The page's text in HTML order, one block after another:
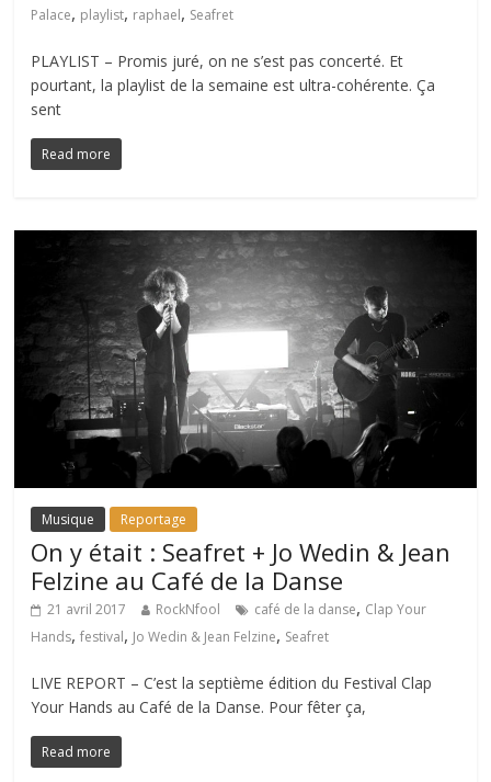
Palace, playlist, raphael, Seafret
PLAYLIST – Promis juré, on ne s’est pas concerté. Et
pourtant, la playlist de la semaine est ultra-cohérente. Ça
sent
Read more
Musique Reportage
On y était : Seafret + Jo Wedin & Jean
Felzine au Café de la Danse
21 avril 2017 RockNfool café de la danse, Clap Your
Hands,festival, Jo Wedin & Jean Felzine, Seafret
LIVE REPORT – C’est la septième édition du Festival Clap
Your Hands au Café de la Danse. Pour fêter ça,
Read more